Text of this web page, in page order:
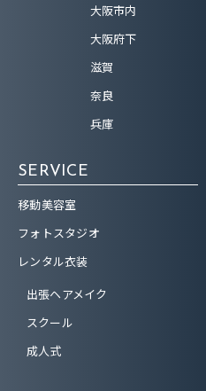
大阪市内
大阪府下
滋賀
奈良
兵庫
SERVICE
移動美容室
フォトスタジオ
レンタル衣装
出張ヘアメイク
スクール
成人式